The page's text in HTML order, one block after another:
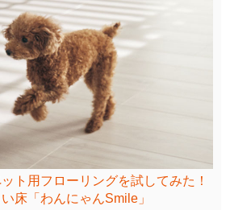
ト用フローリングを試してみた！
床「わんにゃんSmile」